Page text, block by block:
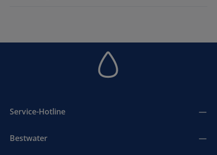
Service-Hotline
Bestwater